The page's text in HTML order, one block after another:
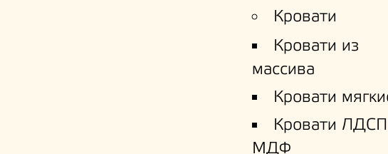
Кровати
Кровати из
массива
Кровати
Кровати
МДФ